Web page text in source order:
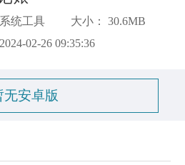
统工具
大小： 30.6MB
02-26 09:35:36
无安卓版